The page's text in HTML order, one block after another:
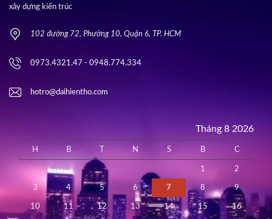
xây dựng kiến trúc
102 đường 72, Phường 10, Quận 6, TP. HCM
0973.4321.47 - 0948.774.334
hotro@daihientho.com
Tháng 8 2026
H B N S B C
1 2
3 4 5 6 7 8 9
10 11 12 13 14 15 16